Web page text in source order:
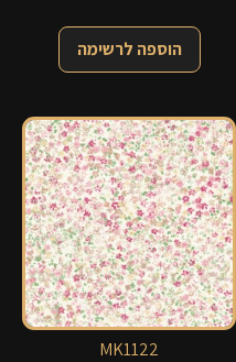
הוספה לרשימה
MK1122